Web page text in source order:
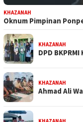
KHAZANAH
Oknum Pimpinan
KHAZANAH
DPD
KHAZANAH
Ahmad Ali